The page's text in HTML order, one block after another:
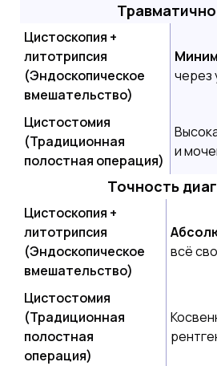
Цистоскопия +
литотрипсия
(Эндоскопическое
вмешательство)
через
Цистостомия
(Традиционная
полостная операция)
и
Точность
Цистоскопия +
литотрипсия
(Эндоскопическое
вмешательство)
всё
Цистостомия
(Традиционная
полостная
операция)